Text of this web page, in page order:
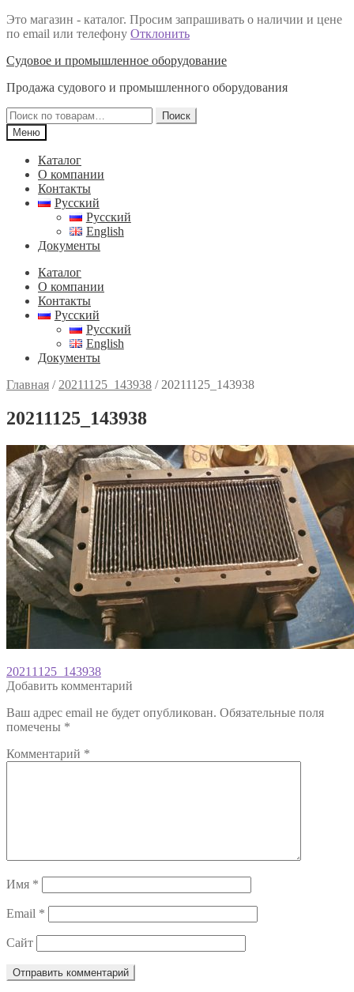
Это магазин - каталог. Просим запрашивать о наличии и цене
по email или телефону Отклонить
Перейти
навигации
Перейти
содержимому
Судовое и промышленное оборудование
Продажа судового и промышленного оборудования
Искать:
Поиск
Меню
Каталог
О компании
Контакты
Русский
Русский
English
Документы
Каталог
О компании
Контакты
Русский
Русский
English
Документы
Главная / 20211125_143938 / 20211125_143938
20211125_143938
Навигация
по
записям
Предыдущая
запись:
20211125_143938
Добавить комментарий
Ваш адрес email не будет опубликован. Обязательные поля
помечены *
Комментарий *
Имя *
Email *
Сайт